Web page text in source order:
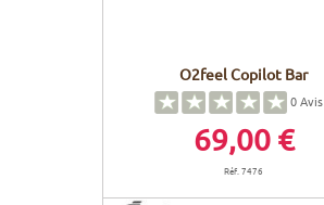
O2feel Copilot Bar
0Avis
69,00 €
Réf. 7476